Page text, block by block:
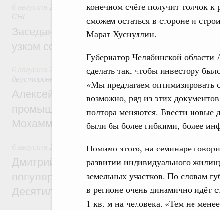
конечном счёте получит толчок
сможем остаться в стороне и
Марат Хуснуллин.
Губернатор Челябинской области
сделать так, чтобы инвестору
«Мы предлагаем оптимизировать
возможно, ряд из этих
полтора меняются. Ввести новые
были бы более гибкими, более
Помимо этого, на семинаре
развитии индивидуального
земельных участков. По словам
в регионе очень динамично идёт
1 кв. м на человека. «Тем не
Евразийский экономический союз.
СНГ
Заседание Евразийского
узком составе
Экономические отношения с
двусторонней основе
Алексей Оверчук провёл рабочую
промышленности, недропользования и
Мохаммадом Атабаком
Внутренний и въездной туризм
Дмитрий Чернышенко: Порядка 110
популярного туризма в 35 регионах
Десятилетия науки и технологий